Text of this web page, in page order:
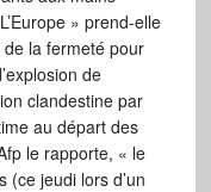
» prend-elle
de la fermeté pour
de
clandestine par
au départ des
le rapporte, « le
(ce jeudi lors d’un